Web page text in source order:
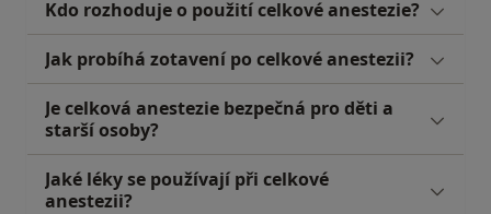
Kdo rozhoduje o použití celkové anestezie?
Jak probíhá zotavení po celkové anestezii?
Je celková anestezie bezpečná pro děti a
starší osoby?
Jaké léky se používají při celkové
anestezii?